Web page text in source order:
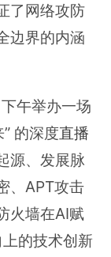
了网络攻防
边界的内涵
午举办一场
的深度直播
源、发展脉
、APT攻击
火墙在AI赋
的技术创新